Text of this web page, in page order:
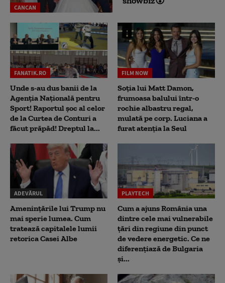
CANCAN
FANATIK.RO
Unde s-au dus banii de la
Agenția Națională pentru
Sport! Raportul șoc al celor
de la Curtea de Conturi a
făcut prăpăd! Dreptul la...
FILM NOW
Soția lui Matt Damon,
frumoasa balului într-o
rochie albastru regal,
mulată pe corp. Luciana a
furat atenția la Seul
ADEVĂRUL
Amenințările lui Trump nu
mai sperie lumea. Cum
tratează capitalele lumii
retorica Casei Albe
PLAYTECH
Cum a ajuns România una
dintre cele mai vulnerabile
țări din regiune din punct
de vedere energetic. Ce ne
diferențiază de Bulgaria
și...